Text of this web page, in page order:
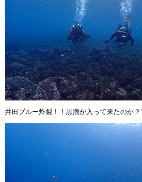
井田ブルー炸裂！！黒潮が入って来たのか？